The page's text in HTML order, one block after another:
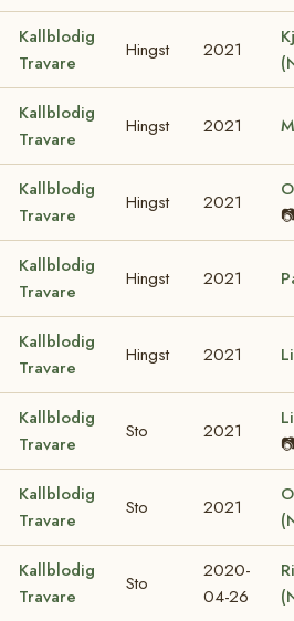
Kallblodig
Travare
Hingst 2021
Kallblodig
Travare
Hingst 2021
Kallblodig
Travare
Hingst 2021
Kallblodig
Travare
Hingst 2021
Kallblodig
Travare
Hingst 2021
Kallblodig
Travare
Sto 2021
Kallblodig
Travare
Sto 2021
Kallblodig
Travare
Sto
2020-
04-26